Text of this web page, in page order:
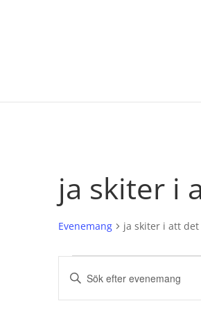
ja skiter i
Evenemang ja skiter i att
Evenemang
Evenemang
Search
and
Ange
nyckelord.
Sök